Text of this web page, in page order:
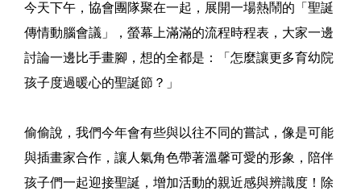
今天下午，協會團隊聚在一起，展開一場熱鬧的「聖誕
傳情動腦會議」，螢幕上滿滿的流程時程表，大家一邊
討論一邊比手畫腳，想的全都是：「怎麼讓更多育幼院
孩子度過暖心的聖誕節？」
偷偷說，我們今年會有些與以往不同的嘗試，像是可能
與插畫家合作，讓人氣角色帶著溫馨可愛的形象，陪伴
孩子們一起迎接聖誕，增加活動的親近感與辨識度！除